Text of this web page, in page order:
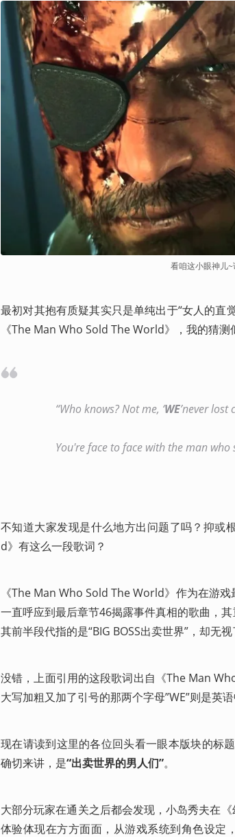
看咱这小眼神儿
最初对其抱有质疑其实只是单纯出于“女人的直
《The Man Who Sold The World》，我的猜
“Who knows? Not me, ‘WE’never lost
You're face to face with the man who
不知道大家发现是什么地方出问题了吗？抑或
d》有这么一段歌词？
《The Man Who Sold The World》作为在游
一直呼应到最后章节46揭露事件真相的歌曲，
其前半段代指的是“BIG BOSS出卖世界”，却无视
没错，上面引用的这段歌词出自《The Man
大写加粗又加了引号的那两个字母”WE”则是英
现在请读到这里的各位回头看一眼本版块的标
确切来讲，是“出卖世界的男人们”。
大部分玩家在通关之后都会发现，小岛秀夫在
体验体现在方方面面，从游戏系统到角色设定